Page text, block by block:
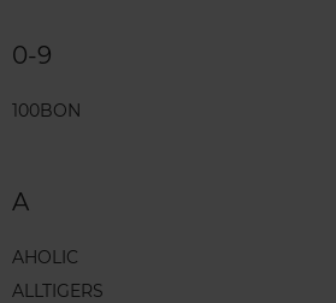
0-9
100BON
A
AHOLIC
ALLTIGERS